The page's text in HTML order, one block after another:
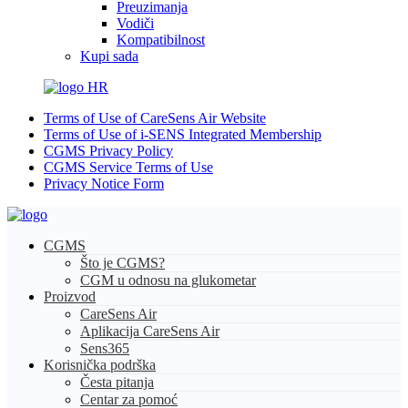
Preuzimanja
Vodiči
Kompatibilnost
Kupi sada
HR
Terms of Use of CareSens Air Website
Terms of Use of i-SENS Integrated Membership
CGMS Privacy Policy
CGMS Service Terms of Use
Privacy Notice Form
CGMS
Što je CGMS?
CGM u odnosu na glukometar
Proizvod
CareSens Air
Aplikacija CareSens Air
Sens365
Korisnička podrška
Česta pitanja
Centar za pomoć